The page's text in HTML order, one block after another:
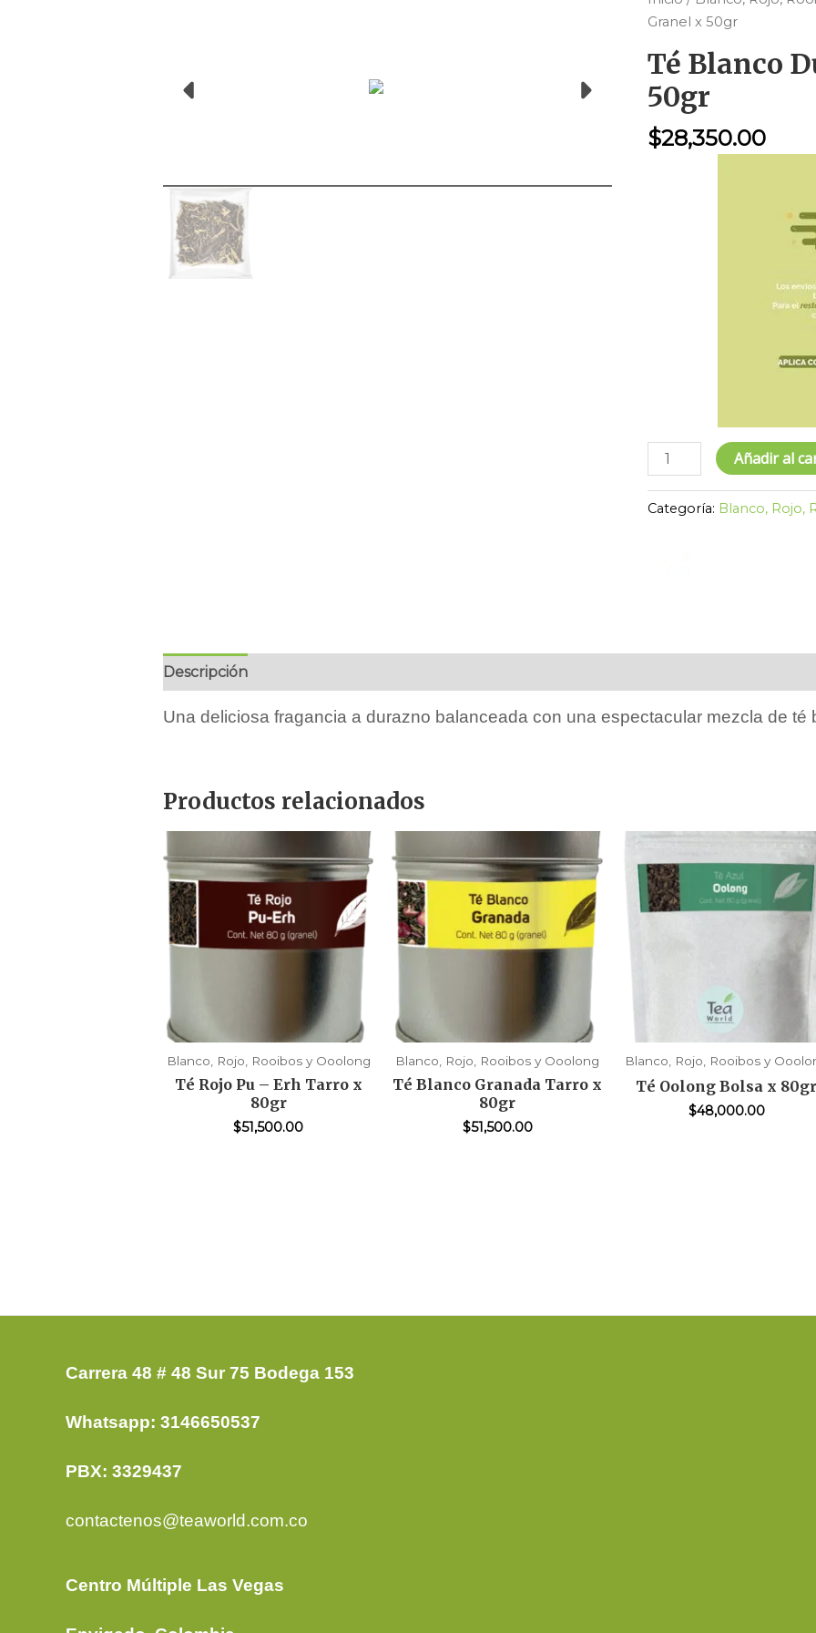
Granel x 50gr
Té Blanco
50gr
$28,350.00
Blanco
Granel
x
50gr
cantidad
Añadir al
Categoría: Blanco, Rojo,
Descripción
Una deliciosa fragancia a durazno balanceada con una espectacular mezcla de té
Productos relacionados
Blanco, Rojo, Rooibos y Ooolong
Té Rojo Pu – Erh Tarro x
80gr
$51,500.00
Blanco, Rojo, Rooibos y Ooolong
Té Blanco Granada Tarro x
80gr
$51,500.00
Blanco, Rojo, Rooibos y
Té Oolong Bolsa x
$48,000.00
Carrera 48 # 48 Sur 75 Bodega 153
Whatsapp: 3146650537
PBX: 3329437
contactenos@teaworld.com.co
Centro Múltiple Las Vegas